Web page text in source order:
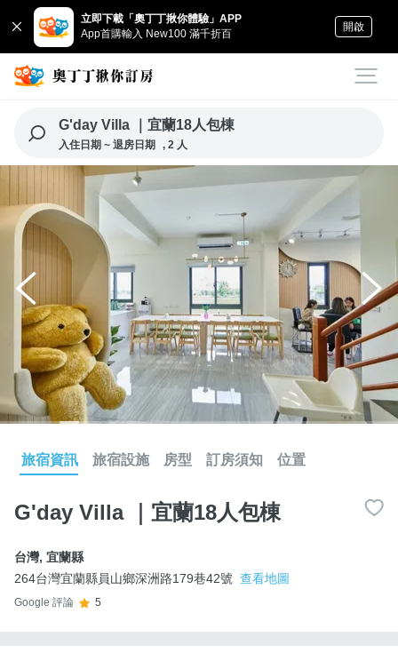
立即下載「奧丁丁揪你體驗」APP
App首購輸入 New100 滿千折百
開啟
G'day Villa ｜宜蘭18人包棟
入住日期 ~ 退房日期 , 2 人
旅宿資訊 旅宿設施 房型 訂房須知 位置
G'day Villa ｜宜蘭18人包棟
台灣, 宜蘭縣
264台灣宜蘭縣員山鄉深洲路179巷42號 查看地圖
Google 評論 5